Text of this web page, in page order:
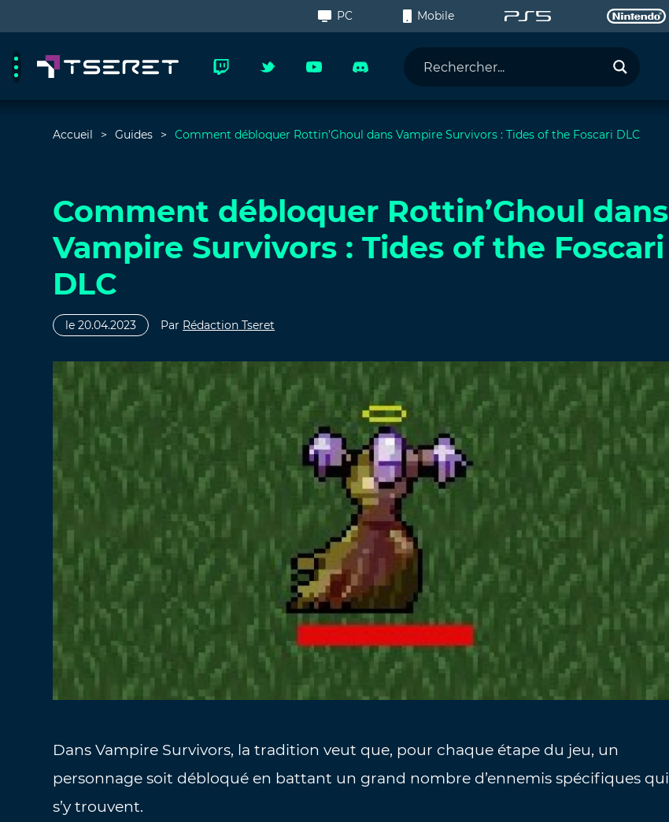
PC Mobile
Accueil Guides Comment débloquer Rottin’Ghoul dans Vampire Survivors : Tides of the Foscari DLC
Comment débloquer Rottin’Ghoul dans
Vampire Survivors : Tides of the Foscari
DLC
le 20.04.2023 Par Rédaction Tseret
Dans Vampire Survivors, la tradition veut que, pour chaque étape du jeu, un
personnage soit débloqué en battant un grand nombre d’ennemis spécifiques qui
s’y trouvent.